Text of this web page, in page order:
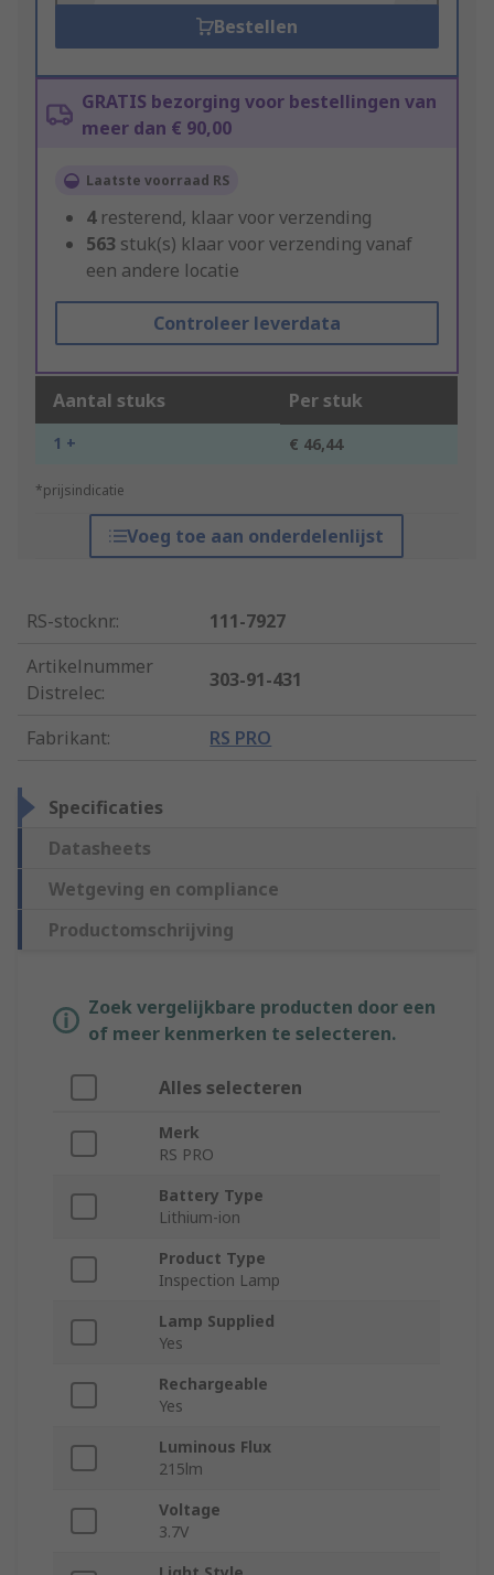
Bestellen
GRATIS bezorging voor bestellingen van
meer dan € 90,00
Laatste voorraad RS
4 resterend, klaar voor verzending
563 stuk(s) klaar voor verzending vanaf
een andere locatie
Controleer leverdata
Aantal stuks Per stuk
1 + € 46,44
*prijsindicatie
Voeg toe aan onderdelenlijst
RS-stocknr.:
111-7927
Artikelnummer
Distrelec:
303-91-431
Fabrikant: RS PRO
Specificaties
Datasheets
Wetgeving en compliance
Productomschrijving
Zoek vergelijkbare producten door een
of meer kenmerken te selecteren.
Alles selecteren
Merk
RS PRO
Battery Type
Lithium-ion
Product Type
Inspection Lamp
Lamp Supplied
Yes
Rechargeable
Yes
Luminous Flux
215lm
Voltage
3.7V